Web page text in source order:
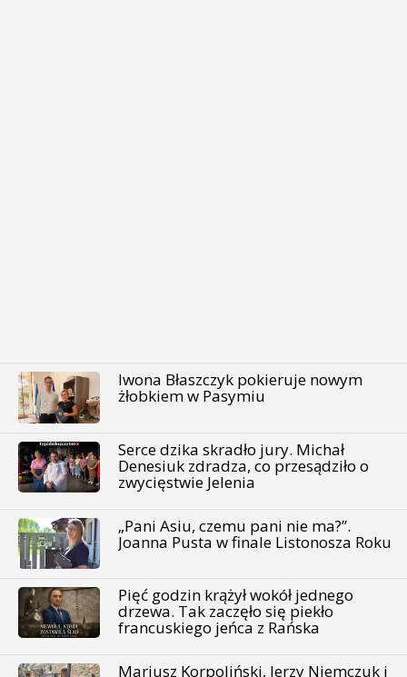
Iwona Błaszczyk pokieruje nowym
żłobkiem w Pasymiu
Serce dzika skradło jury. Michał
Denesiuk zdradza, co przesądziło o
zwycięstwie Jelenia
„Pani Asiu, czemu pani nie ma?”.
Joanna Pusta w finale Listonosza Roku
Pięć godzin krążył wokół jednego
drzewa. Tak zaczęło się piekło
francuskiego jeńca z Rańska
Mariusz Korpoliński, Jerzy Niemczuk i